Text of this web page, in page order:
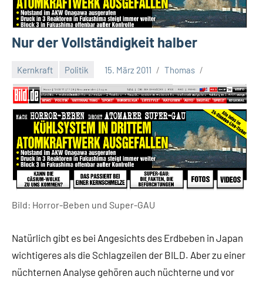
Nur der Vollständigkeit halber
Kernkraft Politik 15. März 2011 Thomas
Bild: Horror-Beben und Super-GAU
Natürlich gibt es bei Angesichts des Erdbeben in Japan
wichtigeres als die Schlagzeilen der BILD. Aber zu einer
nüchternen Analyse gehören auch nüchterne und vor